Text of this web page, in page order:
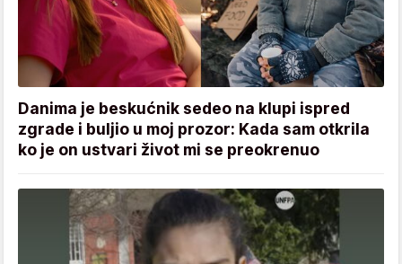
Danima je beskućnik sedeo na klupi ispred
zgrade i buljio u moj prozor: Kada sam otkrila
ko je on ustvari život mi se preokrenuo